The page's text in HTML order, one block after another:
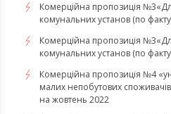
Комерційна пропозиція
комунальних установ (по
Комерційна пропозиція
комунальних установ (по
Комерційна пропозиція №4
малих непобутових
на жовтень 2022